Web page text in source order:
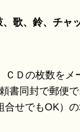
歌、鈴、チャ
Ｄの枚数をメ
書同封で郵便
合せでもOK）